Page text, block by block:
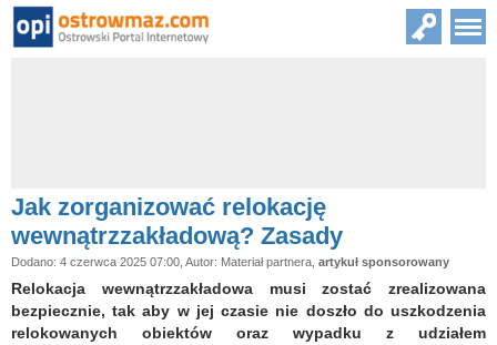
Jak zorganizować relokację
wewnątrzzakładową? Zasady
Dodano: 4 czerwca 2025 07:00, Autor: Materiał partnera, artykuł sponsorowany
Relokacja wewnątrzzakładowa musi zostać zrealizowana
bezpiecznie, tak aby w jej czasie nie doszło do uszkodzenia
relokowanych obiektów oraz wypadku z udziałem